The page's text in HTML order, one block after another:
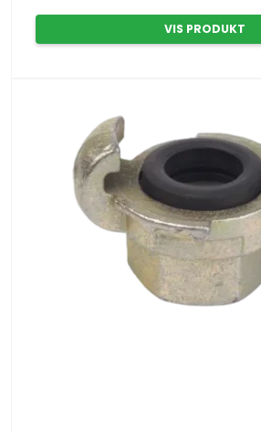
VIS PRODUKT